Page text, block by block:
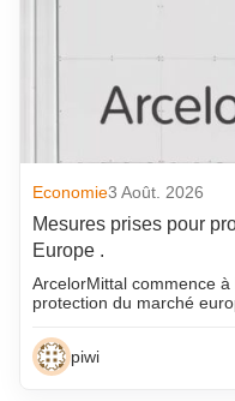
Economie3 Août. 2026
Mesures prises pour
Europe .
ArcelorMittal commence
protection du marché
piwi